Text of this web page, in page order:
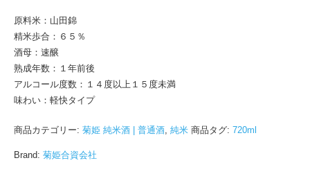
原料米：山田錦
精米歩合：６５％
酒母：速醸
熟成年数：１年前後
アルコール度数：１４度以上１５度未満
味わい：軽快タイプ
商品カテゴリー: 菊姫 純米酒 | 普通酒 純米 商品タグ: 720ml
Brand: 菊姫合資会社